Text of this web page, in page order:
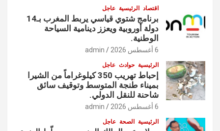
اقتصاد الرئيسية عاجل
برنامج شتوي قياسي يربط المغرب بـ14
دولة أوروبية ويعزز دينامية السياحة
الوطنية.
6 أغسطس 2026 admin
الرئيسية حوادث عاجل
إحباط تهريب 350 كيلوغراماً من الشيرا
بميناء طنجة المتوسط وتوقيف سائق
شاحنة للنقل الدولي.
6 أغسطس 2026 admin
الرئيسية الصحة عاجل